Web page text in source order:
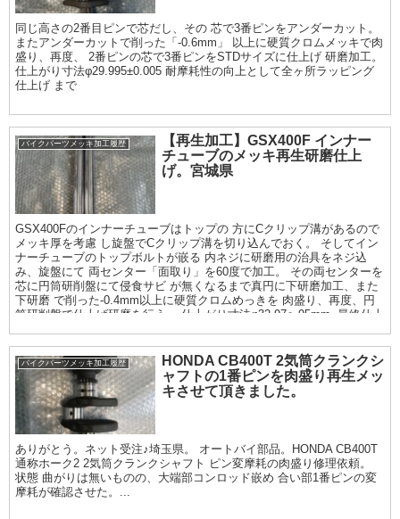
同じ高さの2番目ピンで芯だし、その 芯で3番ピンをアンダーカット。
またアンダーカットで削った「-0.6mm」 以上に硬質クロムメッキで肉
盛り、再度、 2番ピンの芯で3番ピンをSTDサイズに仕上げ 研磨加工。
仕上がり寸法φ29.995±0.005 耐摩耗性の向上として全ヶ所ラッピング
仕上げ まで
バイクパーツメッキ加工履歴
【再生加工】GSX400F インナー
チューブのメッキ再生研磨仕上
げ。宮城県
GSX400Fのインナーチューブはトップの 方にCクリップ溝があるので
メッキ厚を考慮 し旋盤でCクリップ溝を切り込んでおく。 そしてイン
ナーチューブのトップボルトが嵌る 内ネジに研磨用の治具をネジ込
み、旋盤にて 両センター「面取り」を60度で加工。 その両センターを
芯に円筒研削盤にて侵食サビ が無くなるまで真円に下研磨加工、また
下研磨 で削った-0.4mm以上に硬質クロムめっきを 肉盛り、再度、円
筒研削盤で仕上げ研磨を行う。 仕上がり寸法φ32.97〜95mm. 最終仕上
バイクパーツメッキ加工履歴
HONDA CB400T 2気筒クランクシ
ャフトの1番ピンを肉盛り再生メッ
キさせて頂きました。
ありがとう。ネット受注♪埼玉県。 オートバイ部品。HONDA CB400T
通称ホーク2 2気筒クランクシャフト ピン変摩耗の肉盛り修理依頼。
状態 曲がりは無いものの、大端部コンロッド嵌め 合い部1番ピンの変
摩耗が確認させた。...